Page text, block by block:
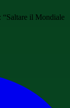
il Mondiale